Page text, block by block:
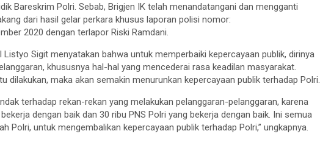
Bareskrim Polri. Sebab, Brigjen IK telah menandatangani dan mengganti
dari hasil gelar perkara khusus laporan polisi nomor:
2020 dengan terlapor Riski Ramdani.
Sigit menyatakan bahwa untuk memperbaiki kepercayaan publik, dirinya
khususnya hal-hal yang mencederai rasa keadilan masyarakat.
dilakukan, maka akan semakin menurunkan kepercayaan publik terhadap Polri.
terhadap rekan-rekan yang melakukan pelanggaran-pelanggaran, karena
dengan baik dan 30 ribu PNS Polri yang bekerja dengan baik. Ini semua
Polri, untuk mengembalikan kepercayaan publik terhadap Polri,” ungkapnya.